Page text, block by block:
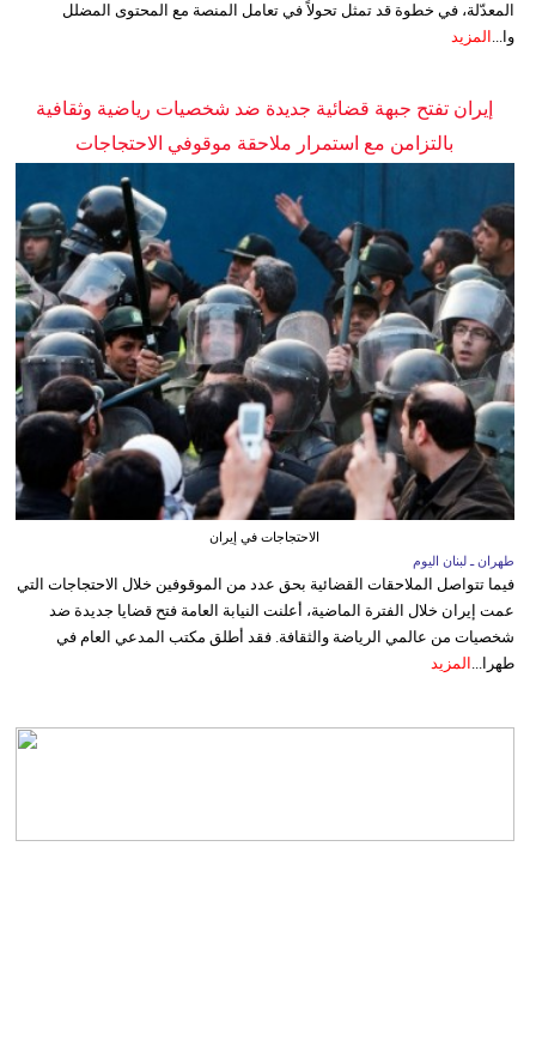
المعدّلة، في خطوة قد تمثل تحولاً في تعامل المنصة مع المحتوى المضلل
وا... المزيد
إيران تفتح جبهة قضائية جديدة ضد شخصيات رياضية وثقافية
بالتزامن مع استمرار ملاحقة موقوفي الاحتجاجات
الاحتجاجات في إيران
طهران ـ لبنان اليوم
فيما تتواصل الملاحقات القضائية بحق عدد من الموقوفين خلال الاحتجاجات التي
عمت إيران خلال الفترة الماضية، أعلنت النيابة العامة فتح قضايا جديدة ضد
شخصيات من عالمي الرياضة والثقافة. فقد أطلق مكتب المدعي العام في
طهرا... المزيد